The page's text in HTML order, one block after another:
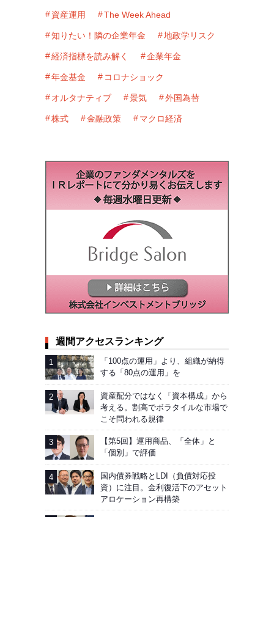
資産運用 The Week Ahead
知りたい！隣の企業年金 地政学リスク
経済指標を読み解く 企業年金
年金基金 コロナショック
オルタナティブ 景気 外国為替
株式 金融政策 マクロ経済
週間アクセスランキング
「100点の運用」より、組織が納得
する「80点の運用」を
資産配分ではなく「資本構成」から
考える。割高でボラタイルな市場で
こそ問われる規律
【第5回】運用商品、「全体」と
「個別」で評価
国内債券戦略とLDI（負債対応投
資）に注目。金利復活下のアセット
アロケーション再構築